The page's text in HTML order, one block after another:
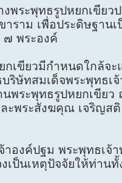
พระพุทธรูปหยกเขีย
ราม เพื่อประดิษฐาน
๗ พระองค์
เขียวมีกำหนดใกล้จะ
ริษัทสมเด็จพระพุทธ
นพระพุทธรูปหยกเขีย
พระสังฆคุณ เจริญส
องค์ปฐม พระพุทธเจ้
เป็นเหตุปัจจัยให้ท่า